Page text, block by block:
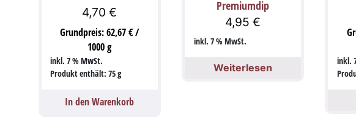
4,70€
Grundpreis:62,67€/
1000g
inkl. 7 % MwSt.
Produkt enthält: 75g
In den Warenkorb
Premiumdip
4,95€
inkl. 7 % MwSt.
Weiterlesen
inkl.